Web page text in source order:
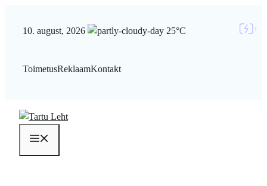
10. august, 2026 25°C
ToimetusReklaamKontakt